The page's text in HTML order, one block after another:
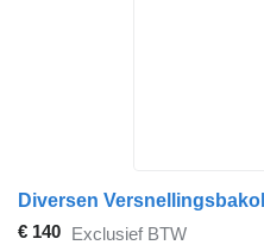
€ 140 Exclusief BTW